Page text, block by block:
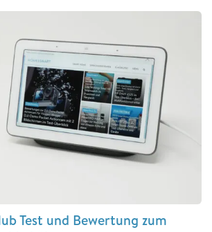
Test und Bewertung zum